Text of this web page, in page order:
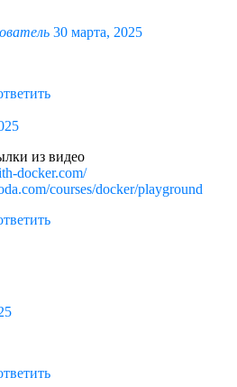
30 марта, 2025
из видео
docker.com/
courses/docker/playground